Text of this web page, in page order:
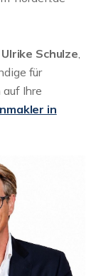
Ulrike Schulze,
für
Ihre
in